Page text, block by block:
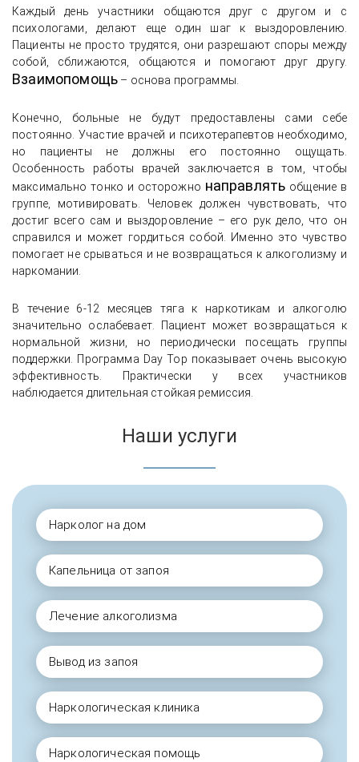
Каждый день участники общаются друг с другом и с
психологами, делают еще один шаг к выздоровлению.
Пациенты не просто трудятся, они разрешают споры между
собой, сближаются, общаются и помогают друг другу.
Взаимопомощь – основа программы.
Конечно, больные не будут предоставлены сами себе
постоянно. Участие врачей и психотерапевтов необходимо,
но пациенты не должны его постоянно ощущать.
Особенность работы врачей заключается в том, чтобы
максимально тонко и осторожно направлять общение в
группе, мотивировать. Человек должен чувствовать, что
достиг всего сам и выздоровление – его рук дело, что он
справился и может гордиться собой. Именно это чувство
помогает не срываться и не возвращаться к алкоголизму и
наркомании.
В течение 6-12 месяцев тяга к наркотикам и алкоголю
значительно ослабевает. Пациент может возвращаться к
нормальной жизни, но периодически посещать группы
поддержки. Программа Day Top показывает очень высокую
эффективность. Практически у всех участников
наблюдается длительная стойкая ремиссия.
Наши услуги
Нарколог на дом
Капельница от запоя
Лечение алкоголизма
Вывод из запоя
Наркологическая клиника
Наркологическая помощь